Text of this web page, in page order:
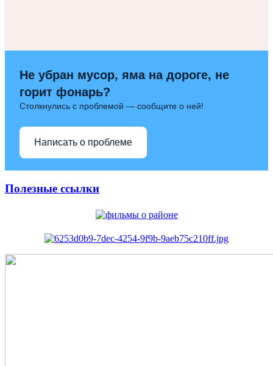
Не убран мусор, яма на дороге, не
горит фонарь?
Столкнулись с проблемой — сообщите о ней!
Написать о проблеме
Полезные ссылки